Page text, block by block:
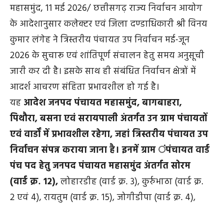
महासमुंद, 11 मई 2026/ छत्तीसगढ़ राज्य निर्वाचन आयोग
के आदेशानुसार कलेक्टर एवं जिला दण्डाधिकारी श्री विनय
कुमार लंगेह ने त्रिस्तरीय पंचायत उप निर्वाचन मई-जून
2026 के सुचारू एवं शांतिपूर्ण संचालन हेतु समय अनुसूची
जारी कर दी है। इसके साथ ही संबंधित निर्वाचन क्षेत्रों में
आदर्श आचरण संहिता प्रभावशील हो गई है।
यह आदेश जनपद पंचायत महासमुंद, बागबाहरा,
पिथौरा, बसना एवं सरायपाली अंतर्गत उन ग्राम पंचायतों
एवं वार्डों में प्रभावशील रहेगा, जहां त्रिस्तरीय पंचायत उप
निर्वाचन संपन्न कराया जाना है। इनमें ग्राम ंपंचायत वार्ड
पंच पद हेतु जनपद पंचायत महासमुंद अंतर्गत सोरम
(वार्ड क्र. 12),लोहारडीह (वार्ड क्र. 3), कुर्रुभाठा (वार्ड क्र.
2 एवं 4), रायतुम (वार्ड क्र. 15), जोगीडीपा (वार्ड क्र. 4),